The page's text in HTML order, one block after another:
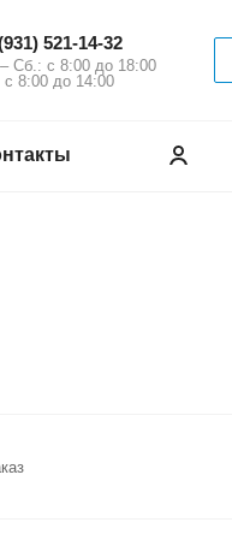
521-14-32
Сб.: с 8:00 до 18:00
с 8:00 до 14:00